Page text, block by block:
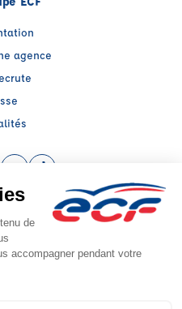
agence
(nouvelle fenêtre)
(nouvelle fenêtre)
YouTube (nouvelle fenêtre)
TikTok (nouvelle fenêtre)
BARNI - Capital social: 10000€
FR 90 789403292
(01100) - Représentant légal :